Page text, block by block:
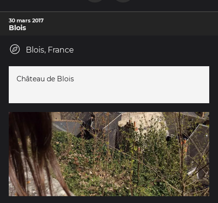
30 mars 2017
Blois
Blois, France
Château de Blois